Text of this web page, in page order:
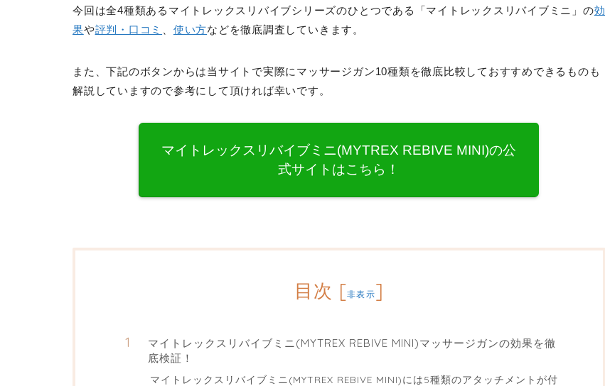
今回は全4種類あるマイトレックスリバイブシリーズのひとつである「マイトレックスリバイブミニ」の効
果や評判・口コミ 使い方などを徹底調査していきます。
また、下記のボタンからは当サイトで実際にマッサージガン10種類を徹底比較しておすすめできるものも
解説していますので参考にして頂ければ幸いです。
マイトレックスリバイブミニ(MYTREX REBIVE MINI)の公
式サイトはこちら！
目次 [非表示]
マイトレックスリバイブミニ(MYTREX REBIVE MINI)マッサージガンの効果を徹
底検証！
マイトレックスリバイブミニ(MYTREX REBIVE MINI)には5種類のアタッチメントが付